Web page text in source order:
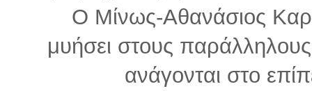
Ο Μίνως-Αθανάσιος
μυήσει στους
ανάγονται στο